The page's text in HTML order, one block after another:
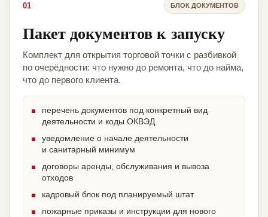
01 БЛОК ДОКУМЕНТОВ
Пакет документов к запуску
Комплект для открытия торговой точки с разбивкой
по очерёдности: что нужно до ремонта, что до найма,
что до первого клиента.
перечень документов под конкретный вид
деятельности и коды ОКВЭД
уведомление о начале деятельности
и санитарный минимум
договоры аренды, обслуживания и вывоза
отходов
кадровый блок под планируемый штат
пожарные приказы и инструкции для нового